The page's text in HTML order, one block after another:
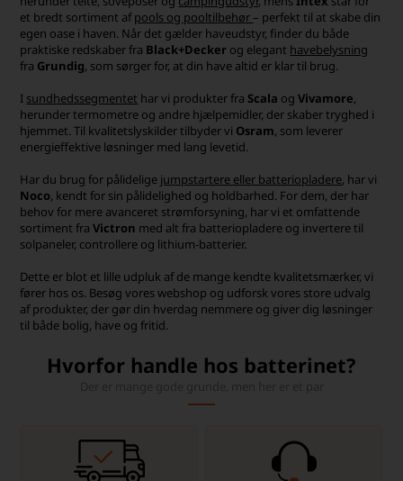
et bredt sortiment afpools og pooltilbehør– perfekt til at skabe din
egen oase i haven. Når det gælder haveudstyr, finder du både
praktiske redskaber fra Black+Decker og elegant havebelysning
fra Grundig, som sørger for, at din have altid er klar til brug.
I sundhedssegmentet har vi produkter fra Scala ogVivamore,
herunder termometre og andre hjælpemidler, der skaber tryghed i
hjemmet. Til kvalitetslyskilder tilbyder vi Osram, som leverer
energieffektive løsninger med lang levetid.
Har du brug for pålidelige jumpstartere eller batteriopladere, har vi
Noco, kendt for sin pålidelighed og holdbarhed. For dem, der har
behov for mere avanceret strømforsyning, har vi et omfattende
sortiment fraVictron med alt fra batteriopladere og invertere til
solpaneler, controllere og lithium-batterier.
Dette er blot et lille udpluk af de mange kendte kvalitetsmærker, vi
fører hos os. Besøg vores webshop og udforsk vores store udvalg
af produkter, der gør din hverdag nemmere og giver dig løsninger
til både bolig, have og fritid.
Hvorfor handle hos batterinet?